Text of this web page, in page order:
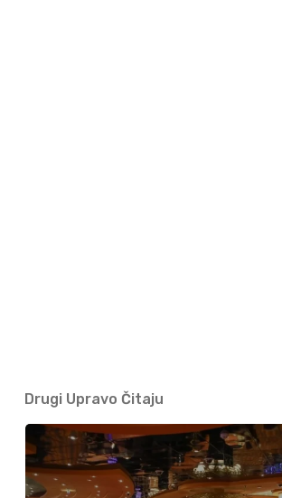
Drugi Upravo Čitaju